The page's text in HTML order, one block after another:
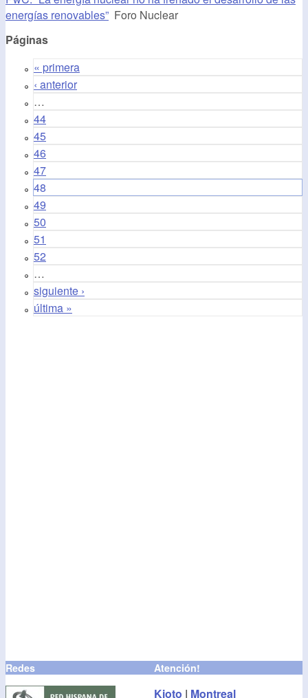
energías renovables” Foro Nuclear
Páginas
« primera
‹ anterior
…
44
45
46
47
48
49
50
51
52
…
siguiente ›
última »
Redes Atención!
Kioto | Montreal